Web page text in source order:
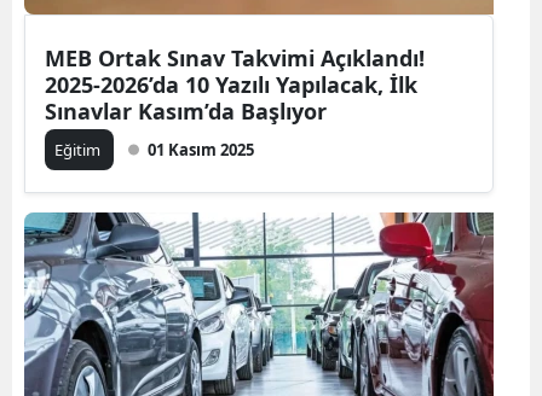
MEB Ortak Sınav Takvimi Açıklandı!
2025-2026’da 10 Yazılı Yapılacak, İlk
Sınavlar Kasım’da Başlıyor
Eğitim 01 Kasım 2025